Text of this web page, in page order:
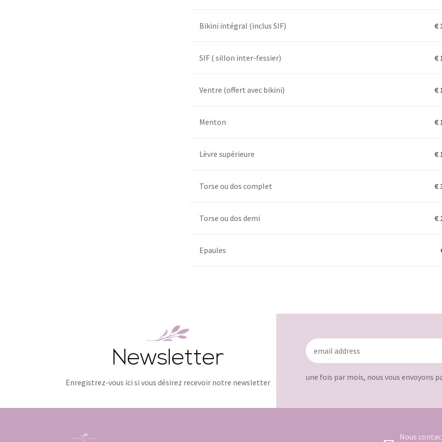
Bikini intégral (inclus SIF) €
SIF ( sillon inter-fessier) €
Ventre (offert avec bikini) €
Menton €
Lèvre supérieure €
Torse ou dos complet €
Torse ou dos demi €
Epaules
Newsletter
Enregistrez-vous ici si vous désirez recevoir notre newsletter
une fois par mois, nous vous envoyons
Nous